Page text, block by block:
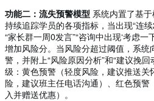
功能二：流失预警模型 系统内置了基
持续追踪学员的各项指标，当出现“连
“家长群一周0发言”“咨询中出现‘考虑一
增加风险分。当风险分超过阈值，系统
警，并附上“风险原因分析”和“建议挽
级：黄色预警（轻度风险，建议推送
险，建议班主任电话沟通）、红色预
入并赠送优惠）。